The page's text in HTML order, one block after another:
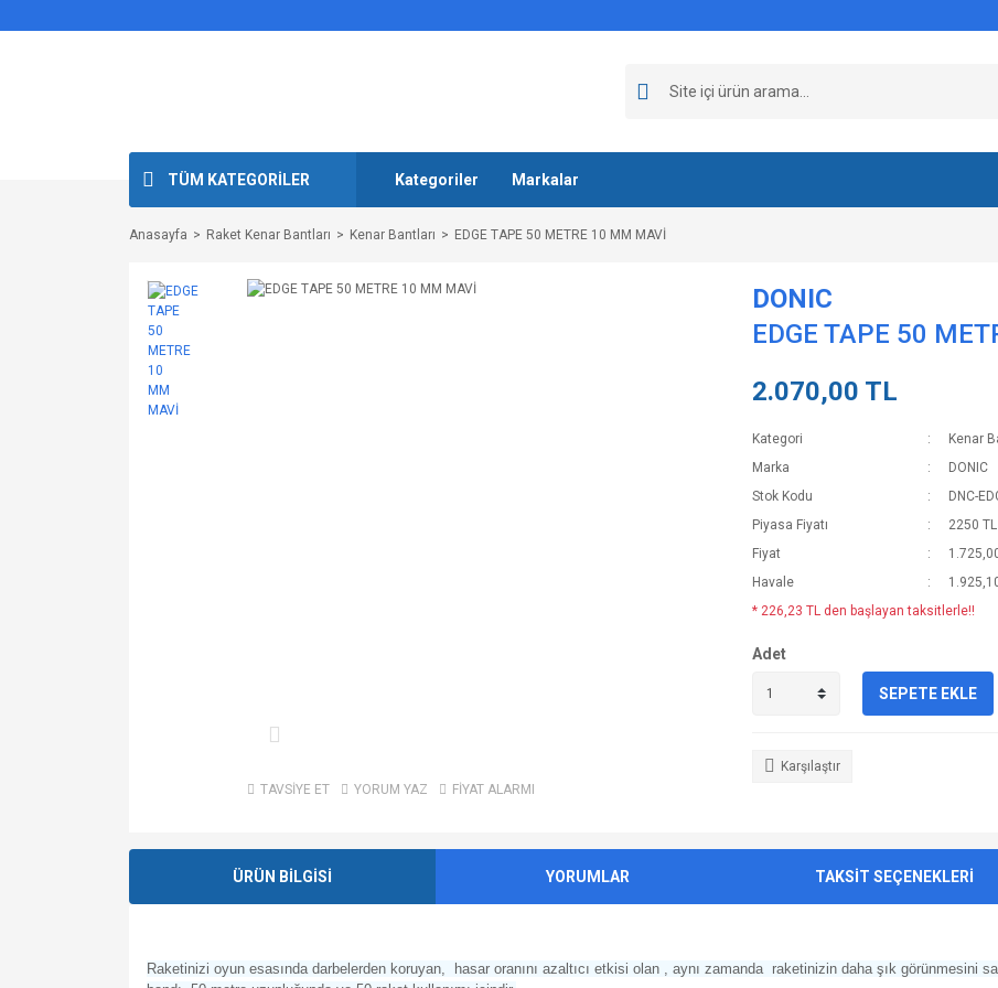
TÜM KATEGORİLER Kategoriler Markalar
Anasayfa Raket Kenar Bantları Kenar Bantları EDGE TAPE 50 METRE 10 MM MAVİ
TAVSİYE ET YORUM YAZ FİYAT ALARMI
DONIC
EDGE TAPE 50
2.070,00 TL
Kategori
Kenar
Marka
DONIC
Stok Kodu
DNC-
Piyasa Fiyatı
2250 TL
Fiyat
Havale
* 226,23 TL den başlayan taksitlerle!!
Adet
SEPETE EKLE
Karşılaştır
ÜRÜN BİLGİSİ YORUMLAR TAKSİT SEÇENEKLERİ
Raketinizi oyun esasında darbelerden koruyan, hasar oranını azaltıcı etkisi olan , aynı zamanda raketinizin daha şık görünmesini